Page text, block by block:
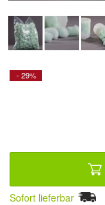
- 29%
Sofort lieferbar